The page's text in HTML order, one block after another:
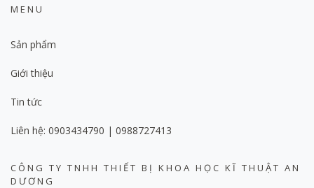
MENU
Sản phẩm
Giới thiệu
Tin tức
Liên hệ: 0903434790 | 0988727413
CÔNG TY TNHH THIẾT BỊ KHOA HỌC KĨ THUẬT AN
DƯƠNG